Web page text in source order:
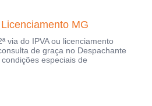
MG
via do IPVA ou licenciamento
de graça no Despachante
especiais de